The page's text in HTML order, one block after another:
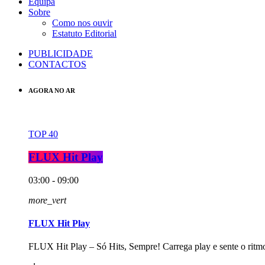
Sobre
Como nos ouvir
Estatuto Editorial
PUBLICIDADE
CONTACTOS
AGORA NO AR
TOP 40
FLUX Hit Play
03:00 - 09:00
more_vert
FLUX Hit Play
FLUX Hit Play – Só Hits, Sempre! Carrega play e sente o